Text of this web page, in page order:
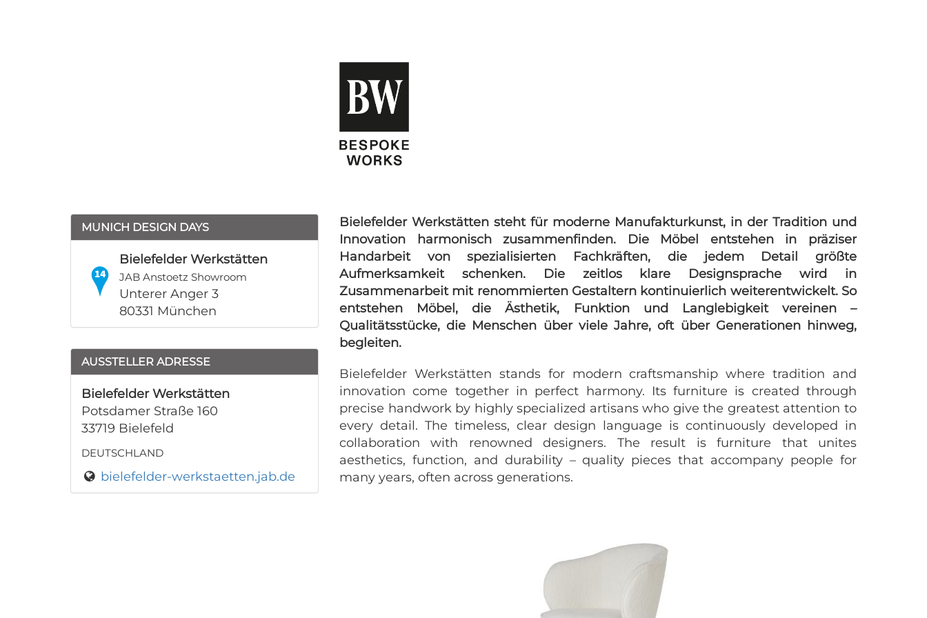
MUNICH DESIGN DAYS
Bielefelder Werkstätten
JAB Anstoetz Showroom
Unterer Anger 3
80331 München
AUSSTELLER ADRESSE
Bielefelder Werkstätten
Potsdamer Straße 160
33719 Bielefeld
DEUTSCHLAND
bielefelder-werkstaetten.jab.de
Bielefelder Werkstätten steht für moderne Manufakturkunst, in der Tradition und
Innovation harmonisch zusammenfinden. Die Möbel entstehen in präziser
Handarbeit von spezialisierten Fachkräften, die jedem Detail größte
Aufmerksamkeit schenken. Die zeitlos klare Designsprache wird in
Zusammenarbeit mit renommierten Gestaltern kontinuierlich weiterentwickelt. So
entstehen Möbel, die Ästhetik, Funktion und Langlebigkeit vereinen –
Qualitätsstücke, die Menschen über viele Jahre, oft über Generationen hinweg,
begleiten.
Bielefelder Werkstätten stands for modern craftsmanship where tradition and
innovation come together in perfect harmony. Its furniture is created through
precise handwork by highly specialized artisans who give the greatest attention to
every detail. The timeless, clear design language is continuously developed in
collaboration with renowned designers. The result is furniture that unites
aesthetics, function, and durability – quality pieces that accompany people for
many years, often across generations.